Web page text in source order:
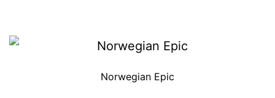
Norwegian Epic